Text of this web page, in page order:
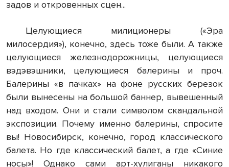
задов и откровенных сцен...
Целующиеся милиционеры («Эра
милосердия»), конечно, здесь тоже были. А также
целующиеся железнодорожницы, целующиеся
вэдэвэшники, целующиеся балерины и проч.
Балерины «в пачках» на фоне русских березок
были вынесены на большой баннер, вывешенный
над входом. Они и стали символом скандальной
экспозиции. Почему именно балерины, спросите
вы! Новосибирск, конечно, город классического
балета. Но где классический балет, а где «Синие
носы»! Однако сами арт-хулиганы никакого